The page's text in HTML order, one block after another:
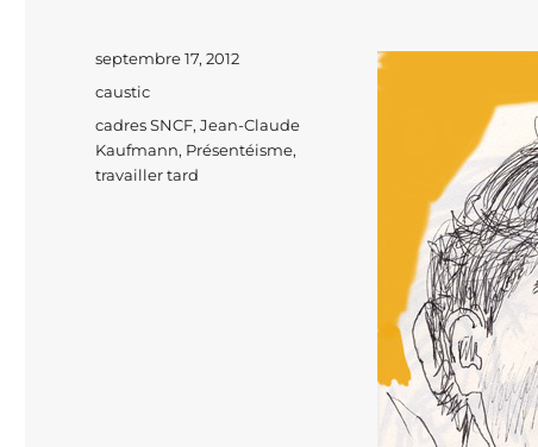
Publié
septembre 17, 2012
Catégories
caustic
Étiquettes
cadres SNCF,Jean-Claude
Kaufmann, Présentéisme,
travailler tard